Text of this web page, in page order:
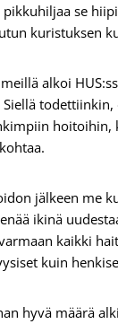
se
kuristuksen
alkoi
hoitoihin,
jälkeen me
ikinä
kaikki
kuin
hyvä määrä